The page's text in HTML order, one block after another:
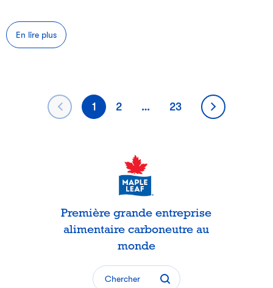
En lire plus
Pagination
publications
1 2 … 23
Première grande entreprise
alimentaire carboneutre au
monde
Chercher